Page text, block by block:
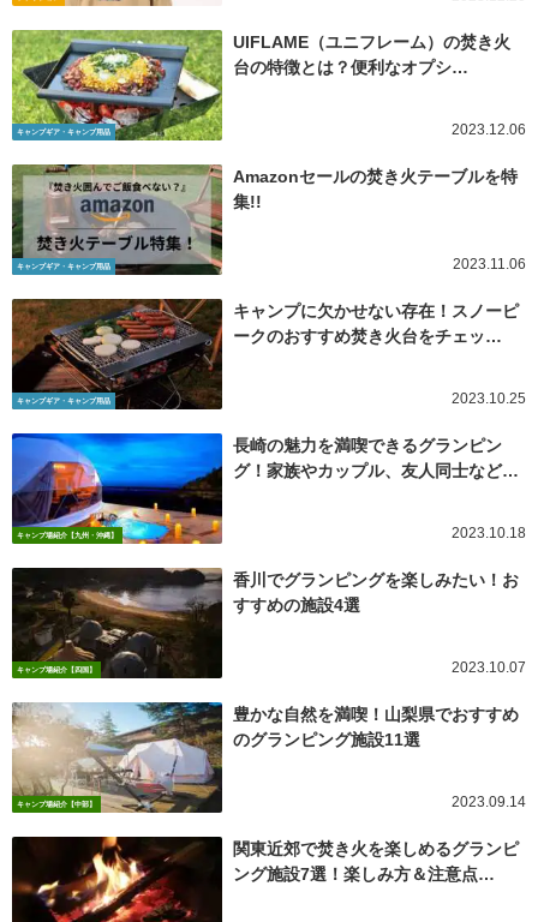
キャンプギア・キャンプ用品
UIFLAME（ユニフレーム）の焚き火
台の特徴とは？便利なオプシ…
2023.12.06
キャンプギア・キャンプ用品
Amazonセールの焚き火テーブルを特
集!!
2023.11.06
キャンプギア・キャンプ用品
キャンプに欠かせない存在！スノーピ
ークのおすすめ焚き火台をチェッ…
2023.10.25
キャンプ場紹介【九州・沖縄】
長崎の魅力を満喫できるグランピン
グ！家族やカップル、友人同士など…
2023.10.18
キャンプ場紹介【四国】
香川でグランピングを楽しみたい！お
すすめの施設4選
2023.10.07
キャンプ場紹介【中部】
豊かな自然を満喫！山梨県でおすすめ
のグランピング施設11選
2023.09.14
関東近郊で焚き火を楽しめるグランピ
ング施設7選！楽しみ方＆注意点…